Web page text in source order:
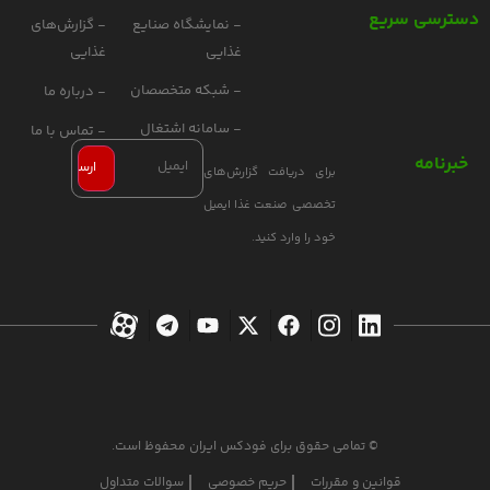
دسترسی سریع
- نمایشگاه صنایع
غذایی
- شبکه متخصصان
- سامانه اشتغال
- گزارش‌های
غذایی
- درباره ما
- تماس با ما
خبرنامه
برای دریافت گزارش‌های
تخصصی صنعت غذا ایمیل
خود را وارد کنید.
© تمامی حقوق برای فودکس ایران محفوظ است.
قوانین و مقررات
حریم خصوصی سوالات متداول